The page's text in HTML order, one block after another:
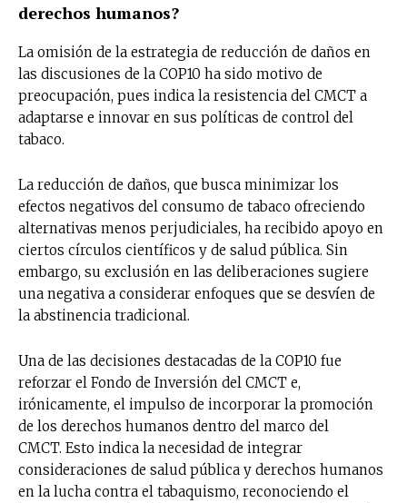
derechos humanos?
La omisión de la estrategia de reducción de daños en
las discusiones de la COP10 ha sido motivo de
preocupación, pues indica la resistencia del CMCT a
adaptarse e innovar en sus políticas de control del
tabaco.
La reducción de daños, que busca minimizar los
efectos negativos del consumo de tabaco ofreciendo
alternativas menos perjudiciales, ha recibido apoyo en
ciertos círculos científicos y de salud pública. Sin
embargo, su exclusión en las deliberaciones sugiere
una negativa a considerar enfoques que se desvíen de
la abstinencia tradicional.
Una de las decisiones destacadas de la COP10 fue
reforzar el Fondo de Inversión del CMCT e,
irónicamente, el impulso de incorporar la promoción
de los derechos humanos dentro del marco del
CMCT. Esto indica la necesidad de integrar
consideraciones de salud pública y derechos humanos
en la lucha contra el tabaquismo, reconociendo el